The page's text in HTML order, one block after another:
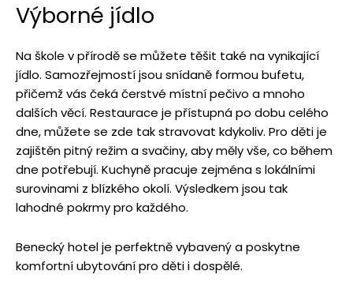
Výborné jídlo
Na škole v přírodě se můžete těšit také na vynikající
jídlo. Samozřejmostí jsou snídaně formou bufetu,
přičemž vás čeká čerstvé místní pečivo a mnoho
dalších věcí. Restaurace je přístupná po dobu celého
dne, můžete se zde tak stravovat kdykoliv. Pro děti je
zajištěn pitný režim a svačiny, aby měly vše, co během
dne potřebují. Kuchyně pracuje zejména s lokálními
surovinami z blízkého okolí. Výsledkem jsou tak
lahodné pokrmy pro každého.
Benecký hotel je perfektně vybavený a poskytne
komfortní ubytování pro děti i dospělé.